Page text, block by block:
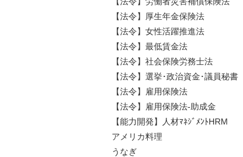
【法令】厚生年金保険法
【法令】女性活躍推進法
【法令】最低賃金法
【法令】社会保険労務士法
【法令】選挙･政治資金･議員秘書
【法令】雇用保険法
【法令】雇用保険法-助成金
【能力開発】人材ﾏﾈｼﾞﾒﾝﾄHRM
アメリカ料理
うなぎ